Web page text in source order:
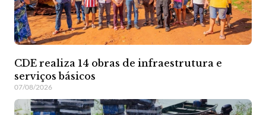
CDE realiza 14 obras de infraestrutura e
serviços básicos
07/08/2026